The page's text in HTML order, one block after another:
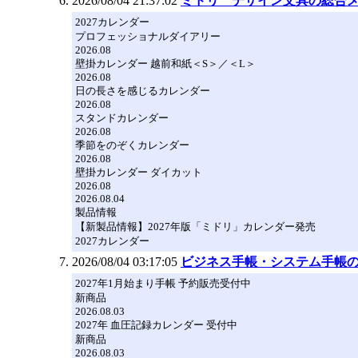
2027カレンダー
プロフェッショナルダイアリー
2026.08
壁掛カレンダー 越前和紙＜S＞／＜L＞
2026.08
日の長さを感じるカレンダー
2026.08
スタンドカレンダー
2026.08
季節をのぞくカレンダー
2026.08
壁掛カレンダー ダイカット
2026.08
2026.08.04
製品情報
【新製品情報】2027年版「ミドリ」カレンダー発売
2027カレンダー
2026/08/04 03:17:05 ビジネス手帳・システム手帳
2027年1月始まり手帳 予約販売受付中
新商品
2026.08.03
2027年 血圧記録カレンダー 受付中
新商品
2026.08.03